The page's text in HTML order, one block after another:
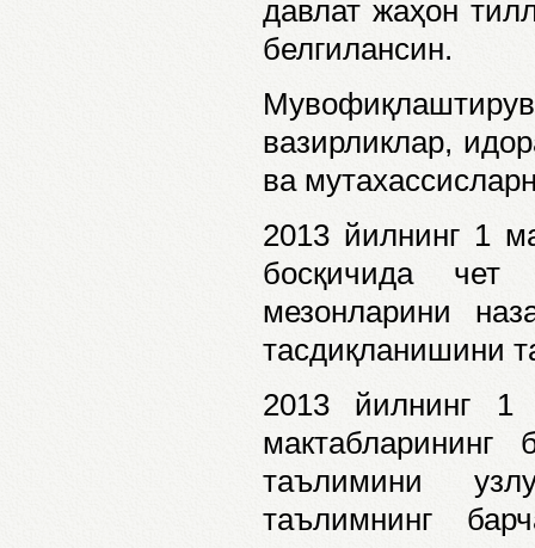
давлат жаҳон
белгилансин.
вазирликлар,
ва
2013 йилнинг 1
босқичида чет
мезонларини
тасдиқланишини
2013 йилнинг 1
таълимини
таълимнинг